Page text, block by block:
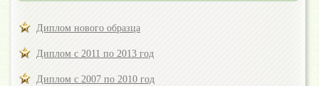
Диплом нового образца
Диплом с 2011 по 2013 год
Диплом с 2007 по 2010 год